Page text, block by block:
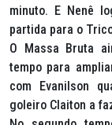
minuto. E Nenê
partida para o
O Massa Bruta
tempo para
com Evanilson
goleiro Claiton a